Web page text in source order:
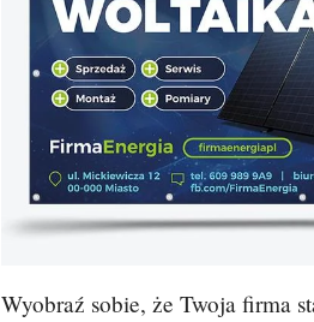
Wyobraź sobie, że Twoja firma